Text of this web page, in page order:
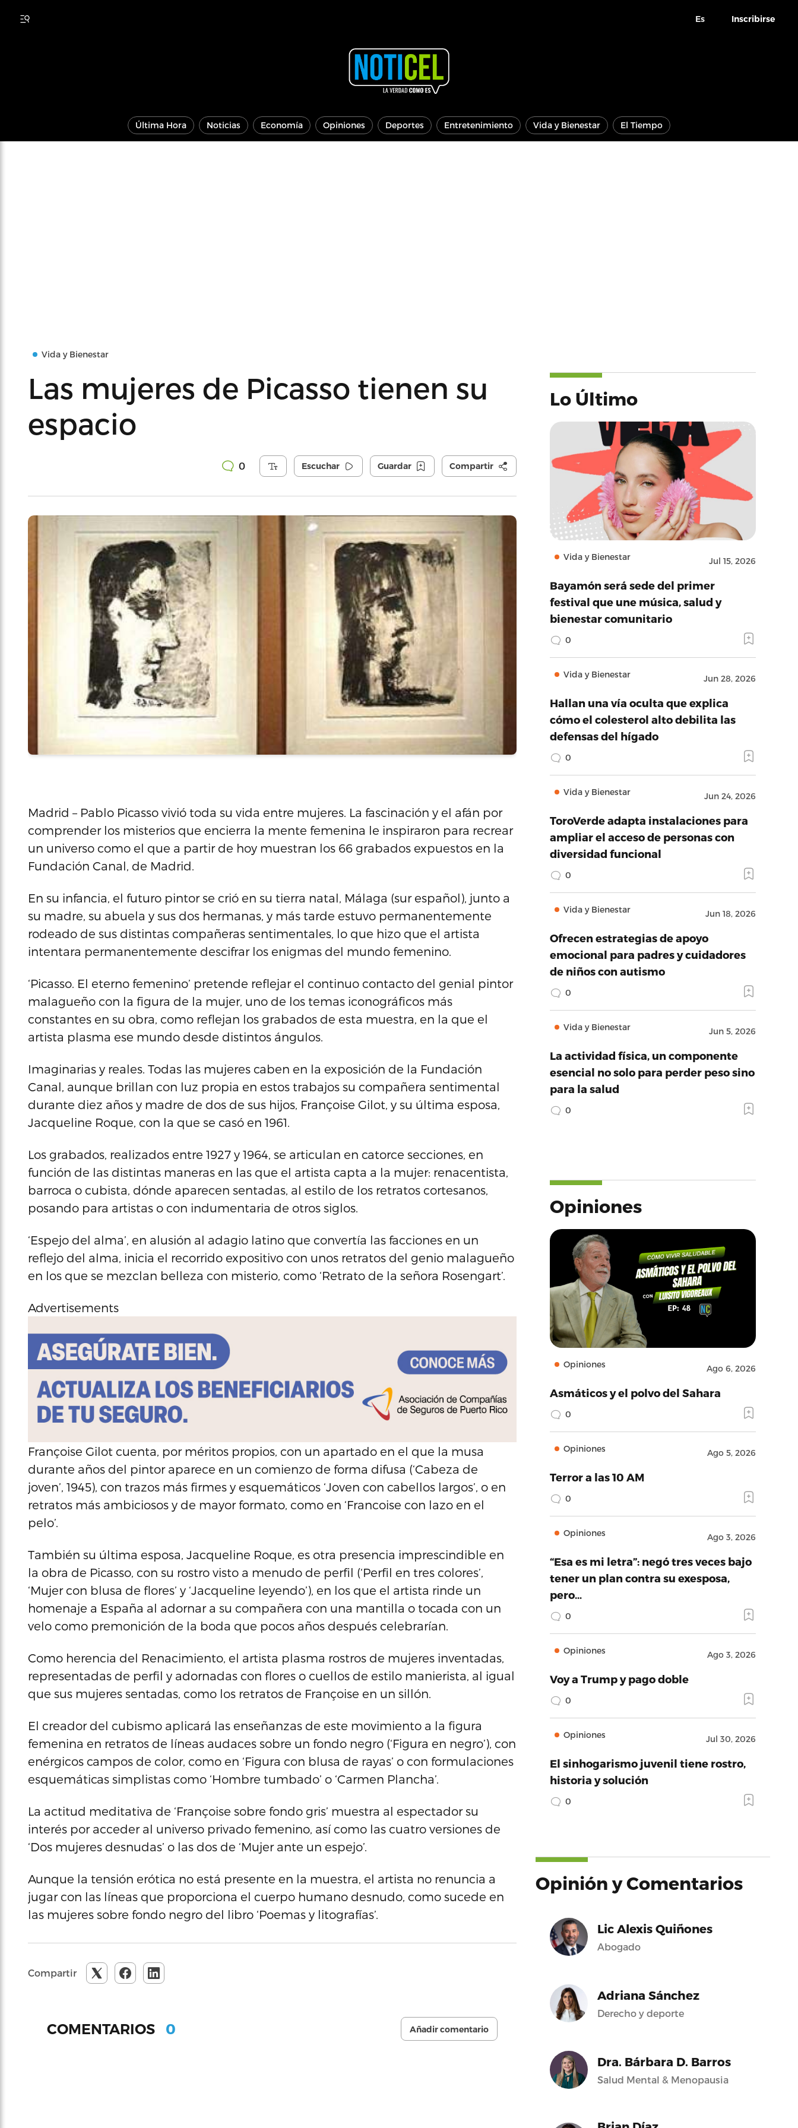
Es Inscribirse
Última Hora Noticias Economía Opiniones Deportes Entretenimiento Vida y Bienestar El Tiempo
Vida y Bienestar
Las mujeres de Picasso tienen su
espacio
0 Escuchar Guardar Compartir
Madrid – Pablo Picasso vivió toda su vida entre mujeres. La fascinación y el afán por
comprender los misterios que encierra la mente femenina le inspiraron para recrear
un universo como el que a partir de hoy muestran los 66 grabados expuestos en la
Fundación Canal, de Madrid.
En su infancia, el futuro pintor se crió en su tierra natal, Málaga (sur español), junto a
su madre, su abuela y sus dos hermanas, y más tarde estuvo permanentemente
rodeado de sus distintas compañeras sentimentales, lo que hizo que el artista
intentara permanentemente descifrar los enigmas del mundo femenino.
‘Picasso. El eterno femenino’ pretende reflejar el continuo contacto del genial pintor
malagueño con la figura de la mujer, uno de los temas iconográficos más
constantes en su obra, como reflejan los grabados de esta muestra, en la que el
artista plasma ese mundo desde distintos ángulos.
Imaginarias y reales. Todas las mujeres caben en la exposición de la Fundación
Canal, aunque brillan con luz propia en estos trabajos su compañera sentimental
durante diez años y madre de dos de sus hijos, Françoise Gilot, y su última esposa,
Jacqueline Roque, con la que se casó en 1961.
Los grabados, realizados entre 1927 y 1964, se articulan en catorce secciones, en
función de las distintas maneras en las que el artista capta a la mujer: renacentista,
barroca o cubista, dónde aparecen sentadas, al estilo de los retratos cortesanos,
posando para artistas o con indumentaria de otros siglos.
‘Espejo del alma’, en alusión al adagio latino que convertía las facciones en un
reflejo del alma, inicia el recorrido expositivo con unos retratos del genio malagueño
en los que se mezclan belleza con misterio, como ‘Retrato de la señora Rosengart’.
Advertisements
Françoise Gilot cuenta, por méritos propios, con un apartado en el que la musa
durante años del pintor aparece en un comienzo de forma difusa (‘Cabeza de
joven’, 1945), con trazos más firmes y esquemáticos ‘Joven con cabellos largos’, o en
retratos más ambiciosos y de mayor formato, como en ‘Francoise con lazo en el
pelo’.
También su última esposa, Jacqueline Roque, es otra presencia imprescindible en
la obra de Picasso, con su rostro visto a menudo de perfil (‘Perfil en tres colores’,
‘Mujer con blusa de flores’ y ‘Jacqueline leyendo’), en los que el artista rinde un
homenaje a España al adornar a su compañera con una mantilla o tocada con un
velo como premonición de la boda que pocos años después celebrarían.
Como herencia del Renacimiento, el artista plasma rostros de mujeres inventadas,
representadas de perfil y adornadas con flores o cuellos de estilo manierista, al igual
que sus mujeres sentadas, como los retratos de Françoise en un sillón.
El creador del cubismo aplicará las enseñanzas de este movimiento a la figura
femenina en retratos de líneas audaces sobre un fondo negro (‘Figura en negro’), con
enérgicos campos de color, como en ‘Figura con blusa de rayas’ o con formulaciones
esquemáticas simplistas como ‘Hombre tumbado’ o ‘Carmen Plancha’.
La actitud meditativa de ‘Françoise sobre fondo gris’ muestra al espectador su
interés por acceder al universo privado femenino, así como las cuatro versiones de
‘Dos mujeres desnudas’ o las dos de ‘Mujer ante un espejo’.
Aunque la tensión erótica no está presente en la muestra, el artista no renuncia a
jugar con las líneas que proporciona el cuerpo humano desnudo, como sucede en
las mujeres sobre fondo negro del libro ‘Poemas y litografías’.
Compartir
COMENTARIOS 0 Añadir comentario
Lo Último
Vida y Bienestar Jul 15, 2026
Bayamón será sede del primer
festival que une música, salud y
bienestar comunitario
0
Vida y Bienestar Jun 28, 2026
Hallan una vía oculta que explica
cómo el colesterol alto debilita las
defensas del hígado
0
Vida y Bienestar Jun 24, 2026
ToroVerde adapta instalaciones para
ampliar el acceso de personas con
diversidad funcional
0
Vida y Bienestar Jun 18, 2026
Ofrecen estrategias de apoyo
emocional para padres y cuidadores
de niños con autismo
0
Vida y Bienestar Jun 5, 2026
La actividad física, un componente
esencial no solo para perder peso sino
para la salud
0
Opiniones
Opiniones Ago 6, 2026
Asmáticos y el polvo del Sahara
0
Opiniones Ago 5, 2026
Terror a las 10 AM
0
Opiniones Ago 3, 2026
“Esa es mi letra”: negó tres veces bajo
tener un plan contra su exesposa,
pero…
0
Opiniones Ago 3, 2026
Voy a Trump y pago doble
0
Opiniones Jul 30, 2026
El sinhogarismo juvenil tiene rostro,
historia y solución
0
Opinión y Comentarios
Lic Alexis Quiñones
Abogado
Adriana Sánchez
Derecho y deporte
Dra. Bárbara D. Barros
Salud Mental & Menopausia